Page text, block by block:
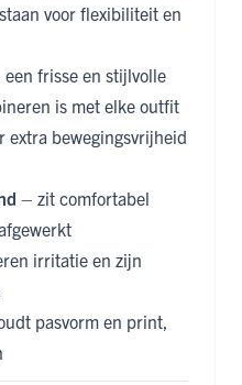
voor flexibiliteit en
frisse en stijlvolle
is met elke outfit
extra bewegingsvrijheid
– zit comfortabel
irritatie en zijn
pasvorm en print,